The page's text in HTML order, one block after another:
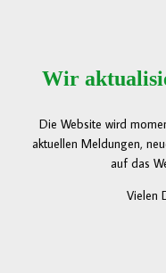
Wir
Die Website wird
aktuellen Meldungen,
auf das
Vielen